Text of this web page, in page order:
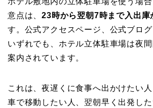
意点は、23時から翌朝7時まで入出庫
す。公式アクセスページ、公式ブロ
いずれでも、ホテル立体駐車場は夜
案内されています。
これは、夜遅くに食事へ出かけたい
車で移動したい人、翌朝早く出発し